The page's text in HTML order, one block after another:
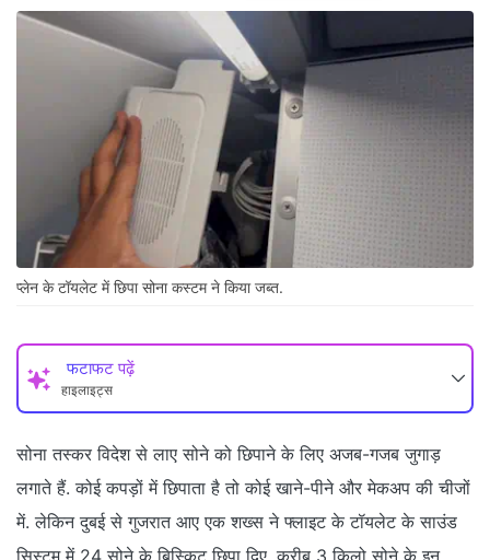
प्लेन के टॉयलेट में छिपा सोना कस्टम ने किया जब्त.
फटाफट पढ़ें
हाइलाइट्स
सोना तस्कर विदेश से लाए सोने को छिपाने के लिए अजब-गजब जुगाड़
लगाते हैं. कोई कपड़ों में छिपाता है तो कोई खाने-पीने और मेकअप की चीजों
में. लेकिन दुबई से गुजरात आए एक शख्स ने फ्लाइट के टॉयलेट के साउंड